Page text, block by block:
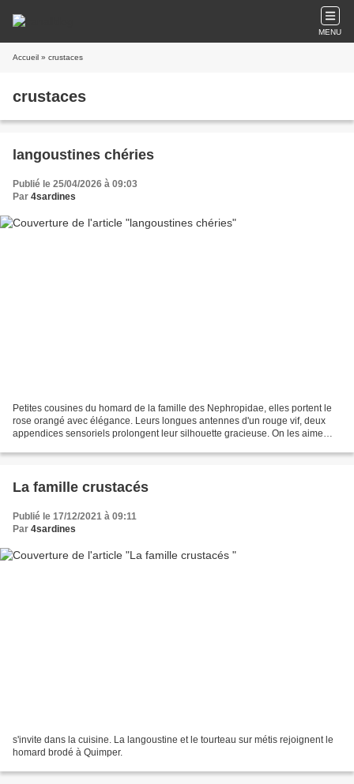
MENU
Accueil » crustaces
crustaces
langoustines chéries
Publié le 25/04/2026 à 09:03
Par 4sardines
Petites cousines du homard de la famille des Nephropidae, elles portent le
rose orangé avec élégance. Leurs longues antennes d'un rouge vif, deux
appendices sensoriels prolongent leur silhouette gracieuse. On les aime
La famille crustacés
Publié le 17/12/2021 à 09:11
Par 4sardines
s'invite dans la cuisine. La langoustine et le tourteau sur métis rejoignent le
homard brodé à Quimper.